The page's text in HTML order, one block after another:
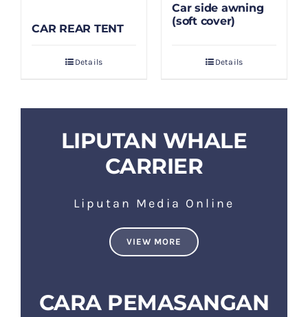
CAR REAR TENT
Details
Car side awning
(soft cover)
Details
LIPUTAN WHALE
CARRIER
Liputan Media Online
VIEW MORE
CARA PEMASANGAN